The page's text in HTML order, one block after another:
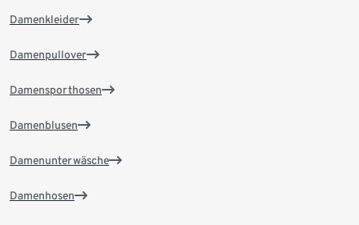
Damenkleider
Damenpullover
Damensporthosen
Damenblusen
Damenunterwäsche
Damenhosen